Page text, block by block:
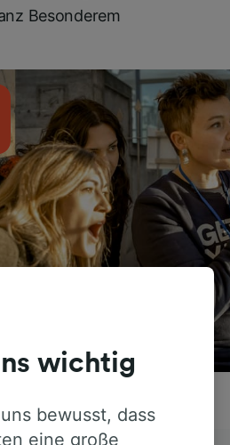
Besonderem
wichtig
bewusst, dass
eine große